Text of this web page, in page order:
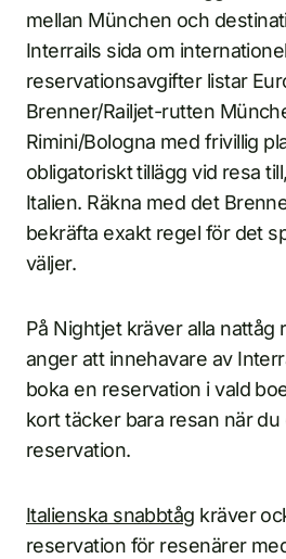
mellan München och
Interrails sida om
reservationsavgifter listar
Brenner/Railjet-rutten
Rimini/Bologna med frivillig
obligatoriskt tillägg vid resa
Italien. Räkna med det
bekräfta exakt regel för det
väljer.
På Nightjet kräver alla nattåg
anger att innehavare av
boka en reservation i vald
kort täcker bara resan när
reservation.
Italienska snabbtåg kräver
reservation för resenärer